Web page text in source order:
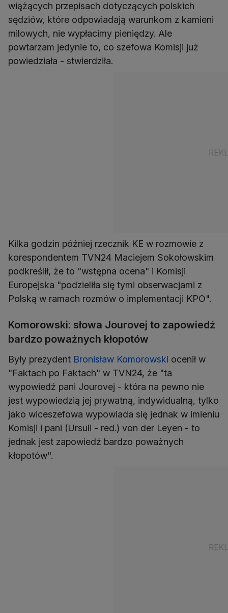
wiążących przepisach dotyczących polskich
sędziów, które odpowiadają warunkom z kamieni
milowych, nie wypłacimy pieniędzy. Ale
powtarzam jedynie to, co szefowa Komisji już
powiedziała - stwierdziła.
Kilka godzin później rzecznik KE w rozmowie z
korespondentem TVN24 Maciejem Sokołowskim
podkreślił, że to "wstępna ocena" i Komisji
Europejska "podzieliła się tymi obserwacjami z
Polską w ramach rozmów o implementacji KPO".
Komorowski: słowa Jourovej to zapowiedź
bardzo poważnych kłopotów
Były prezydent Bronisław Komorowski ocenił w
"Faktach po Faktach" w TVN24, że "ta
wypowiedź pani Jourovej - która na pewno nie
jest wypowiedzią jej prywatną, indywidualną, tylko
jako wiceszefowa wypowiada się jednak w imieniu
Komisji i pani (Ursuli - red.) von der Leyen - to
jednak jest zapowiedź bardzo poważnych
kłopotów".